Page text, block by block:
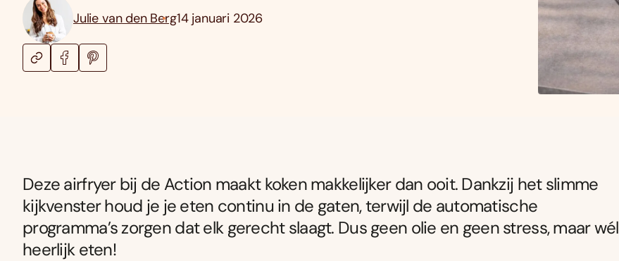
Julie van den Berg14 januari 2026
Deze airfryer bij de Action maakt koken makkelijker dan ooit. Dankzij het slimme
kijkvenster houd je je eten continu in de gaten, terwijl de automatische
programma’s zorgen dat elk gerecht slaagt. Dus geen olie en geen stress, maar wél
heerlijk eten!